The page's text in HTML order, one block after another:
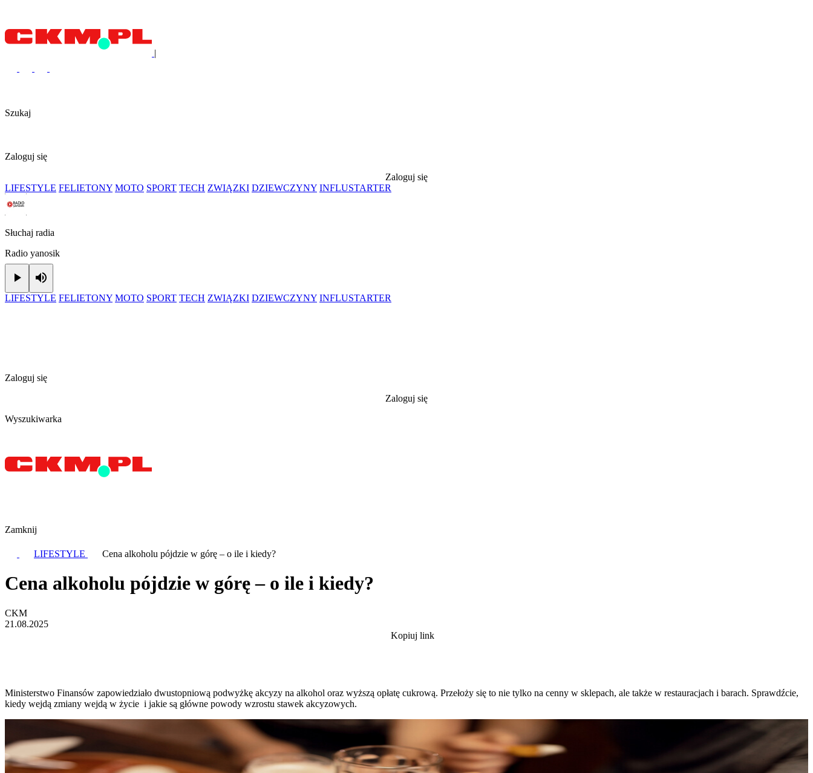
|
Szukaj
Zaloguj się
Zaloguj się
LIFESTYLE FELIETONY MOTO SPORT TECH ZWIĄZKI DZIEWCZYNY INFLUSTARTER
Słuchaj radia
Radio yanosik
Play
LIFESTYLE FELIETONY MOTO SPORT TECH ZWIĄZKI DZIEWCZYNY INFLUSTARTER
Zaloguj się
Zaloguj się
Wyszukiwarka
Zamknij
LIFESTYLE Cena alkoholu pójdzie w górę – o ile i kiedy?
Cena alkoholu pójdzie w górę – o ile i kiedy?
CKM
21.08.2025
Kopiuj link
Ministerstwo Finansów zapowiedziało dwustopniową podwyżkę akcyzy na alkohol oraz wyższą opłatę cukrową. Przełoży się to nie tylko na cenny w sklepach, ale także w restauracjach i barach. Sprawdźcie,
kiedy wejdą zmiany wejdą w życie i jakie są główne powody wzrostu stawek akcyzowych.